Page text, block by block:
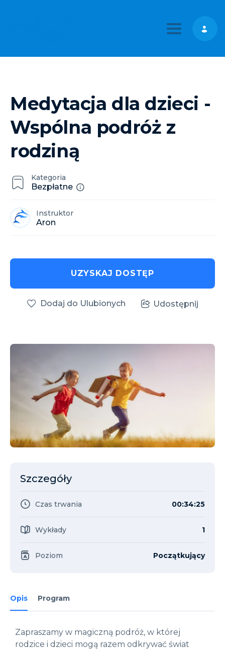
Toggle
Kategoria
Bezpłatne
Instruktor
Aron
Medytacja dla dzieci -
Wspólna podróż z
rodziną
Opis Program
Zapraszamy w magiczną podróż, w której
rodzice i dzieci mogą razem odkrywać świat
UZYSKAJ DOSTĘP
Dodaj do Ulubionych Udostępnij
Szczegóły
Czas trwania 00:34:25
Wykłady 1
Poziom Początkujący